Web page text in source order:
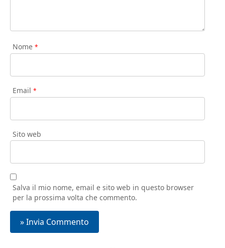
Nome *
Email *
Sito web
Salva il mio nome, email e sito web in questo browser
per la prossima volta che commento.